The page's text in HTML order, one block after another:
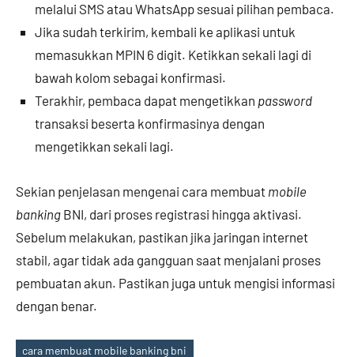
melalui SMS atau WhatsApp sesuai pilihan pembaca.
Jika sudah terkirim, kembali ke aplikasi untuk
memasukkan MPIN 6 digit. Ketikkan sekali lagi di
bawah kolom sebagai konfirmasi.
Terakhir, pembaca dapat mengetikkan password
transaksi beserta konfirmasinya dengan
mengetikkan sekali lagi.
Sekian penjelasan mengenai cara membuat mobile
banking BNI, dari proses registrasi hingga aktivasi.
Sebelum melakukan, pastikan jika jaringan internet
stabil, agar tidak ada gangguan saat menjalani proses
pembuatan akun. Pastikan juga untuk mengisi informasi
dengan benar.
cara membuat mobile banking bni